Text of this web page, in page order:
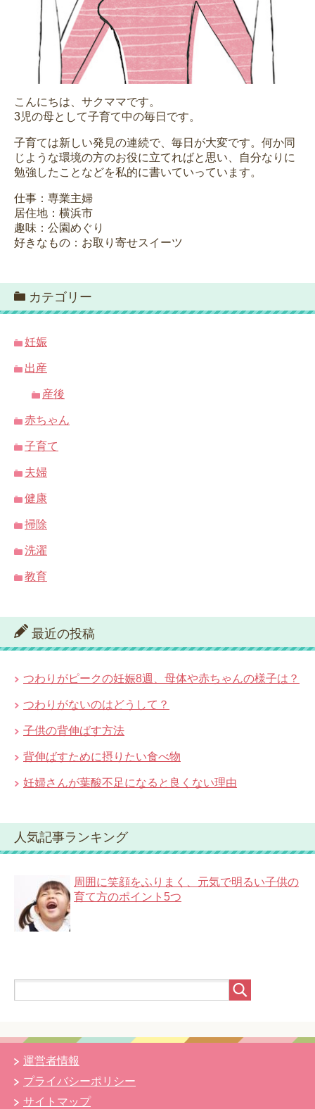
こんにちは、サクママです。
3児の母として子育て中の毎日です。
子育ては新しい発見の連続で、毎日が大変です。何か同
じような環境の方のお役に立てればと思い、自分なりに
勉強したことなどを私的に書いていっています。
仕事：専業主婦
居住地：横浜市
趣味：公園めぐり
好きなもの：お取り寄せスイーツ
カテゴリー
妊娠
出産
産後
赤ちゃん
子育て
夫婦
健康
掃除
洗濯
教育
最近の投稿
つわりがピークの妊娠8週、母体や赤ちゃんの様子は？
つわりがないのはどうして？
子供の背伸ばす方法
背伸ばすために摂りたい食べ物
妊婦さんが葉酸不足になると良くない理由
人気記事ランキング
周囲に笑顔をふりまく、元気で明るい子供の
育て方のポイント5つ
運営者情報
プライバシーポリシー
サイトマップ